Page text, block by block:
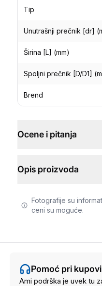
Tip
Unutrašnji prečnik [dr]
Širina [L] (mm)
Spoljni prečnik [D/D1]
Brend
Ocene i pitanja
Opis proizvoda
Fotografije su
ceni su moguće.
Pomoć pri
Ami podrška je uvek tu